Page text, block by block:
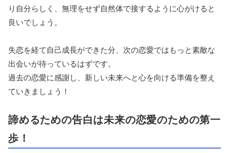
り自分らしく、無理をせず自然体で接するように心がけると
良いでしょう。
失恋を経て自己成長ができた分、次の恋愛ではもっと素敵な
出会いが待っているはずです。
過去の恋愛に感謝し、新しい未来へと心を向ける準備を整え
ていきましょう！
諦めるための告白は未来の恋愛のための第一
歩！